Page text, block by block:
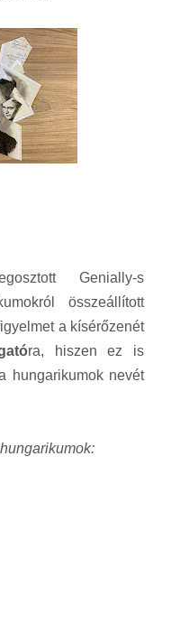
Genially-s
összeállított
a kísérőzenét
ra, hiszen ez is
hungarikumok nevét